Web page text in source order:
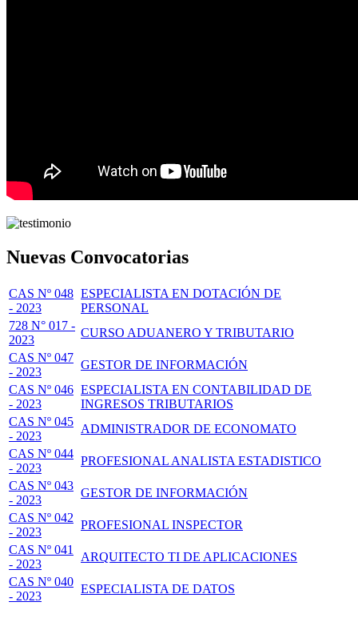
Nuevas Convocatorias
CAS Nº 048
- 2023
ESPECIALISTA EN DOTACIÓN DE
PERSONAL
728 N° 017 -
2023
CURSO ADUANERO Y TRIBUTARIO
CAS Nº 047
- 2023
GESTOR DE INFORMACIÓN
CAS Nº 046
- 2023
ESPECIALISTA EN CONTABILIDAD DE
INGRESOS TRIBUTARIOS
CAS Nº 045
- 2023
ADMINISTRADOR DE ECONOMATO
CAS Nº 044
- 2023
PROFESIONAL ANALISTA ESTADISTICO
CAS Nº 043
- 2023
GESTOR DE INFORMACIÓN
CAS Nº 042
- 2023
PROFESIONAL INSPECTOR
CAS Nº 041
- 2023
ARQUITECTO TI DE APLICACIONES
CAS Nº 040
- 2023
ESPECIALISTA DE DATOS